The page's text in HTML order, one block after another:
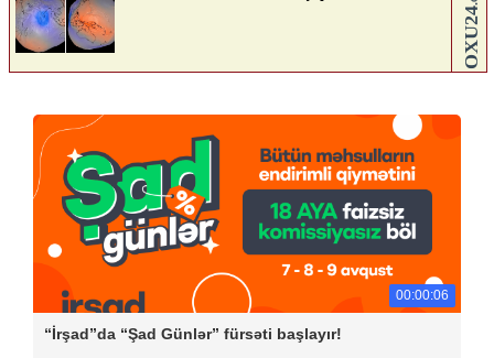
00:00:06
“İrşad”da “Şad Günlər” fürsəti başlayır!